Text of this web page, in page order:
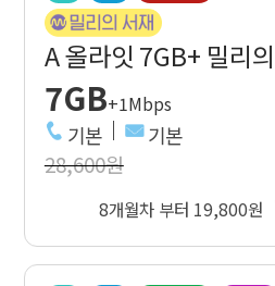
A 올라잇 7GB+ 밀리
7GB+1Mbps
기본 기본
28,600원
8개월차 부터 19,800원